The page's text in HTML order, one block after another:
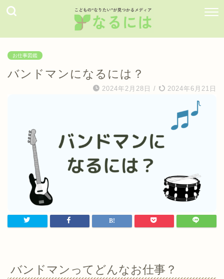
お仕事図鑑
バンドマンになるには？
2024年2月28日 / 2024年6月21日
バンドマンってどんなお仕事？